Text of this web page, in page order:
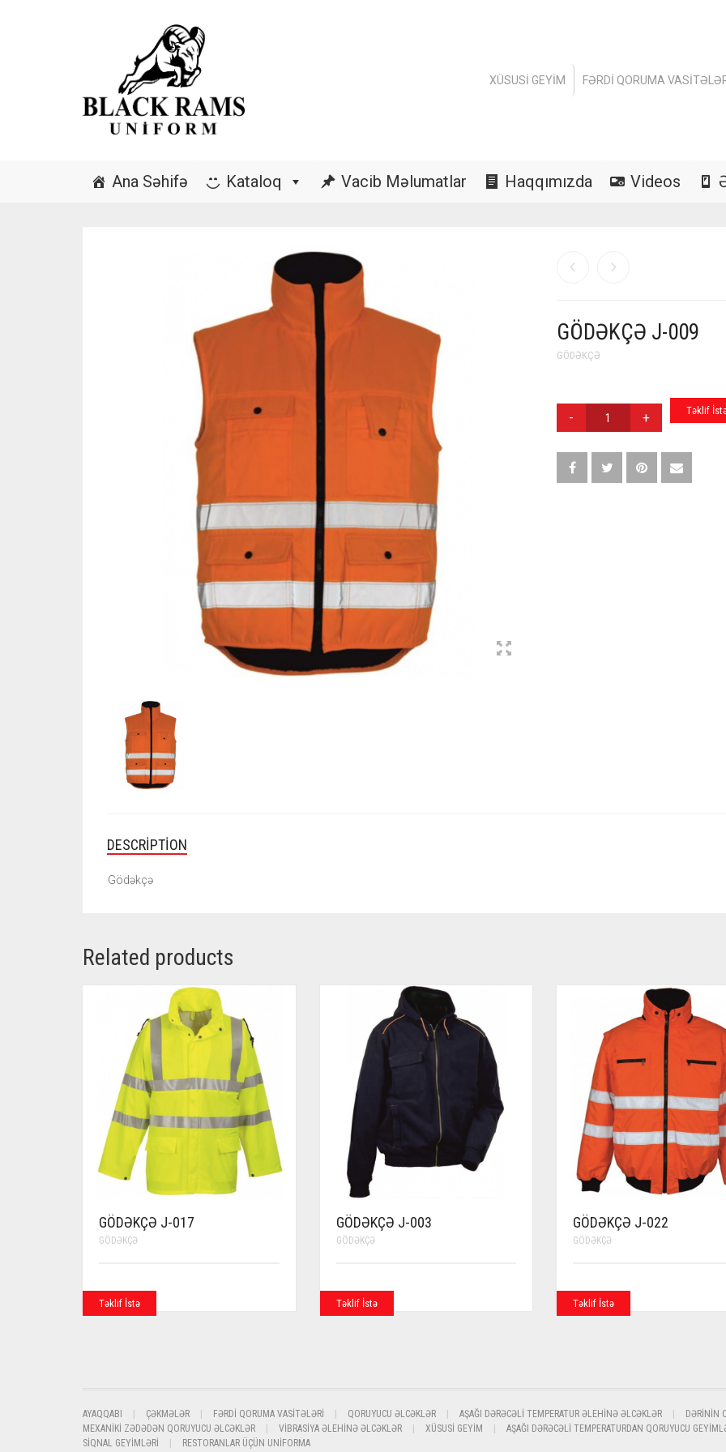
XÜSUSI GEYIM FƏRDI QORUMA
Ana Səhifə Kataloq Vacib Məlumatlar Haqqımızda Videos
GÖDƏKÇƏ J-009
GÖDƏKÇƏ
QUANTITY
Təklif
DESCRIPTION
Gödəkçə
Related products
GÖDƏKÇƏ J-017
GÖDƏKÇƏ
Təklif İstə
GÖDƏKÇƏ J-003
GÖDƏKÇƏ
Təklif İstə
GÖDƏKÇƏ J-022
GÖDƏKÇƏ
Təklif İstə
AYAQQABI ÇƏKMƏLƏR FƏRDI QORUMA VASITƏLƏRI QORUYUCU ƏLCƏKLƏR AŞAĞI DƏRƏCƏLI TEMPERATUR ƏLEHINƏ ƏLCƏKLƏR
DƏRININ
MEXANIKI ZƏDƏDƏN QORUYUCU ƏLCƏKLƏR
VIBRASIYA ƏLEHINƏ ƏLCƏKLƏR XÜSUSI GEYIM
AŞAĞI DƏRƏCƏLI TEMPERATURDAN QORUYUCU
SIQNAL GEYIMLƏRI
RESTORANLAR ÜÇÜN UNIFORMA